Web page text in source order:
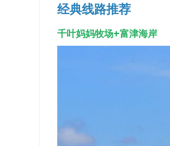
经典线路推荐
千叶妈妈牧场+富津海岸